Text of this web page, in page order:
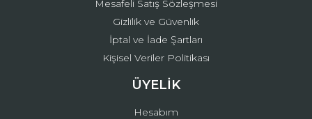
Mesafeli Satış Sözleşmesi
Gizlilik ve Güvenlik
İptal ve İade Şartları
Kişisel Veriler Politikası
ÜYELİK
Hesabım